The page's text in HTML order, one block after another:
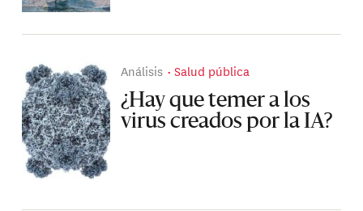
Análisis Salud pública
¿Hay que temer a los
virus creados por la IA?